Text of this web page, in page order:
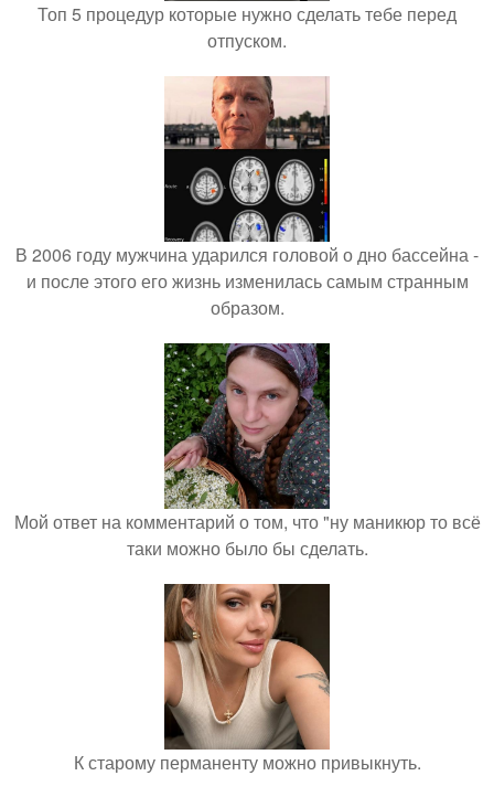
Топ 5 процедур которые нужно сделать тебе перед
отпуском.
В 2006 году мужчина ударился головой о дно бассейна -
и после этого его жизнь изменилась самым странным
образом.
Мой ответ на комментарий о том, что "ну маникюр то всё
таки можно было бы сделать.
К старому перманенту можно привыкнуть.